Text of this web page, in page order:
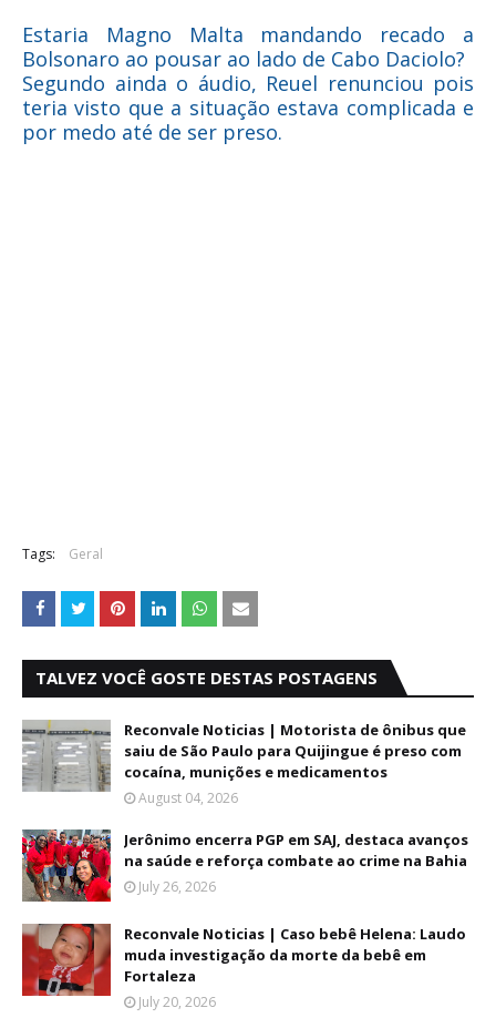
Estaria Magno Malta mandando recado a
Bolsonaro ao pousar ao lado de Cabo Daciolo?
Segundo ainda o áudio, Reuel renunciou pois
teria visto que a situação estava complicada e
por medo até de ser preso.
Tags: Geral
TALVEZ VOCÊ GOSTE DESTAS POSTAGENS
Reconvale Noticias | Motorista de ônibus que
saiu de São Paulo para Quijingue é preso com
cocaína, munições e medicamentos
August 04, 2026
Jerônimo encerra PGP em SAJ, destaca avanços
na saúde e reforça combate ao crime na Bahia
July 26, 2026
Reconvale Noticias | Caso bebê Helena: Laudo
muda investigação da morte da bebê em
Fortaleza
July 20, 2026